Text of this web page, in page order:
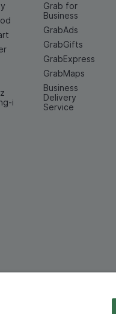
i
Grab for
Business
GrabAds
GrabGifts
GrabExpress
GrabMaps
Business
Delivery
Service